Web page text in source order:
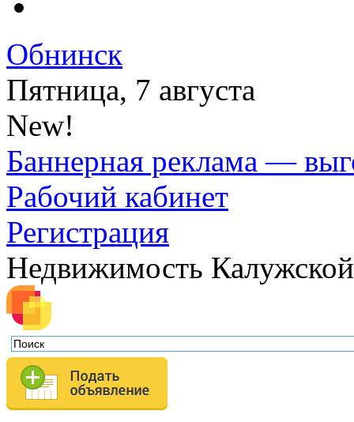
Обнинск
Пятница, 7 августа
New!
Баннерная реклама —
Рабочий кабинет
Регистрация
Недвижимость